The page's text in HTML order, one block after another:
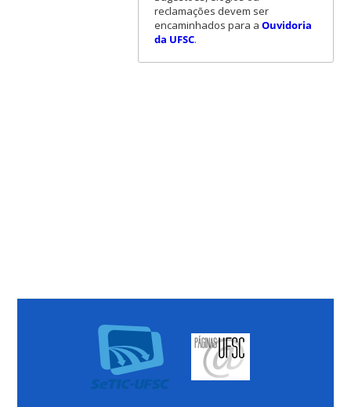
reclamações devem ser
encaminhados para a Ouvidoria
da UFSC.